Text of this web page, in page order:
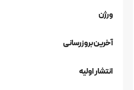
ورژن
آخرین بروزرسانی
انتشار اولیه